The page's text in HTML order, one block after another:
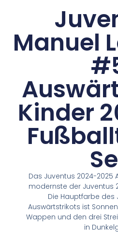
Manuel
Kinder
Das Juventus 2024-2025
modernste der Juventus
Die Hauptfarbe des
Auswärtstrikots ist
Wappen und den drei
in